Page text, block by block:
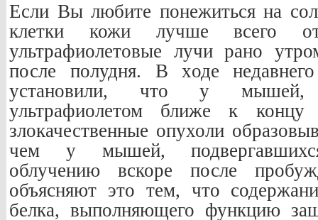
Если Вы любите понежиться на
клетки кожи лучше всего
ультрафиолетовые лучи рано
после полудня. В ходе
установили, что у мышей,
ультрафиолетом ближе к концу
злокачественные опухоли
чем у мышей, подвергавшихся
облучению вскоре после
объясняют это тем, что
белка, выполняющего функцию